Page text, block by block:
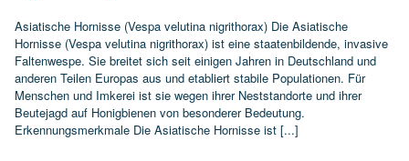
Asiatische Hornisse (Vespa velutina nigrithorax) Die Asiatische
Hornisse (Vespa velutina nigrithorax) ist eine staatenbildende, invasive
Faltenwespe. Sie breitet sich seit einigen Jahren in Deutschland und
anderen Teilen Europas aus und etabliert stabile Populationen. Für
Menschen und Imkerei ist sie wegen ihrer Neststandorte und ihrer
Beutejagd auf Honigbienen von besonderer Bedeutung.
Erkennungsmerkmale Die Asiatische Hornisse ist [...]